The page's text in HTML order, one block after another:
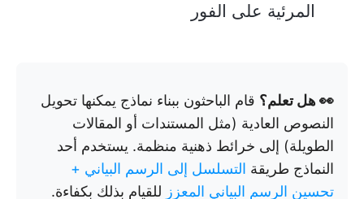
المرئية على الفور
👀 هل تعلم؟ قام الباحثون ببناء نماذج يمكنها تحويل
النصوص العادية (مثل المستندات أو المقالات
الطويلة) إلى خرائط ذهنية منظمة. يستخدم أحد
النماذج طريقة التسلسل إلى الرسم البياني +
تحسين الرسم البياني المعزز للقيام بذلك بكفاءة.